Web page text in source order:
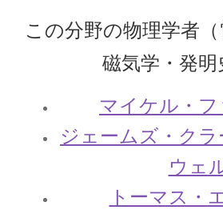
P・ショーァ
【Peter Williston Shor, 1959/8/
がす男】
R・J・E・クラウ
【熱力学の第一法則を定めエ
｜エントロピ
この分野の物理学者
磁気学・発明
マイケル・
ジェームズ・ク
ウェ
トーマス・